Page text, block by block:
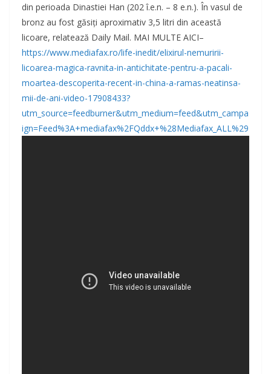
din perioada Dinastiei Han (202 î.e.n. – 8 e.n.). În vasul de
bronz au fost găsiţi aproximativ 3,5 litri din această
licoare, relatează Daily Mail. MAI MULTE AICI–
https://www.mediafax.ro/life-inedit/elixirul-nemuririi-
licoarea-magica-ravnita-in-antichitate-pentru-a-pacali-
moartea-descoperita-recent-in-china-a-ramas-neatinsa-
mii-de-ani-video-17908433?
utm_source=feedburner&utm_medium=feed&utm_campa
ign=Feed%3A+mediafax%2FQddx+%28Mediafax_ALL%29